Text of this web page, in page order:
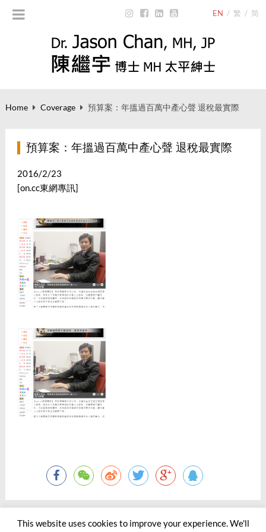
EN / 繁 / 简
Home Coverage 預算案：年搵過百萬中產心聲 退稅最實際
預算案：年搵過百萬中產心聲 退稅最實際
2016/2/23
[on.cc東網專訊]
This website uses cookies to improve your experience. We'll